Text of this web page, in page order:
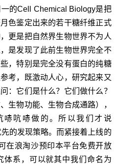
的Cell Chemical Biology是把
色鉴定出来的若干糖纤维正式
更是把自然界生物世界不为人
是发现了此前生物世界完全不
，特别是完全没有蛋白的纯糖
考，既激动人心，研究起来又
：它们是什么？它们做什么？
生物功能、生物合成通路），
哧吭哧做的。所以我们才说
的发现策略。而紧接着上线的
在浪淘沙预印本平台免费开放
体系，可以就其中我们命名为